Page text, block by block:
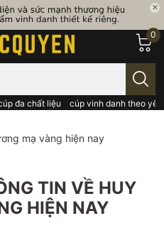
đa chất liệu cúp vinh danh theo
0
mạ vàng hiện nay
TIN VỀ HUY
HIỆN NAY